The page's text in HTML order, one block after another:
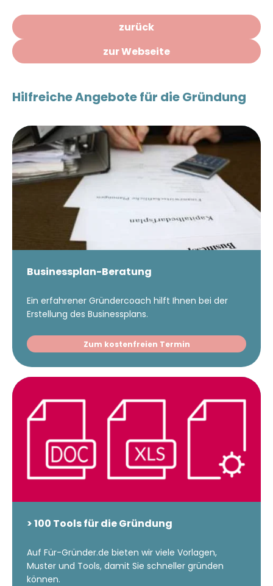
zurück
zur Webseite
Hilfreiche Angebote für die Gründung
Businessplan-Beratung
Ein erfahrener Gründercoach hilft Ihnen bei der
Erstellung des Businessplans.
Zum kostenfreien Termin
> 100 Tools für die Gründung
Auf Für-Gründer.de bieten wir viele Vorlagen,
Muster und Tools, damit Sie schneller gründen
können.